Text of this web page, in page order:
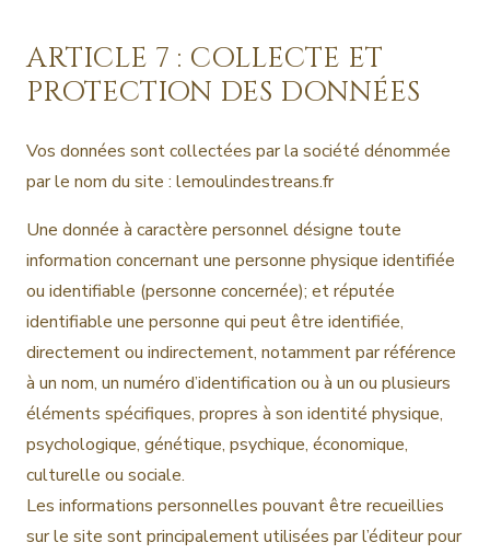
ARTICLE 7 : COLLECTE ET
PROTECTION DES DONNÉES
Vos données sont collectées par la société dénommée
par le nom du site : lemoulindestreans.fr
Une donnée à caractère personnel désigne toute
information concernant une personne physique identifiée
ou identifiable (personne concernée); et réputée
identifiable une personne qui peut être identifiée,
directement ou indirectement, notamment par référence
à un nom, un numéro d’identification ou à un ou plusieurs
éléments spécifiques, propres à son identité physique,
psychologique, génétique, psychique, économique,
culturelle ou sociale.
Les informations personnelles pouvant être recueillies
sur le site sont principalement utilisées par l’éditeur pour